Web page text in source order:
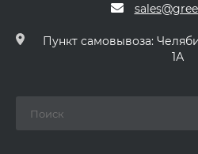
Пункт самовывоза:
1А